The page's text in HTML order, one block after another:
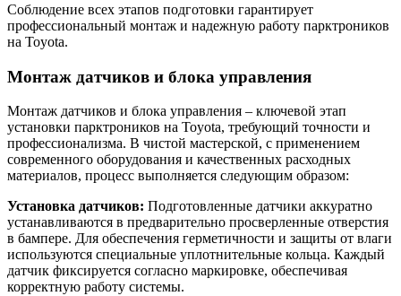
Соблюдение всех этапов подготовки гарантирует
профессиональный монтаж и надежную работу парктроников
на Toyota.
Монтаж датчиков и блока управления
Монтаж датчиков и блока управления – ключевой этап
установки парктроников на Toyota, требующий точности и
профессионализма. В чистой мастерской, с применением
современного оборудования и качественных расходных
материалов, процесс выполняется следующим образом:
Установка датчиков: Подготовленные датчики аккуратно
устанавливаются в предварительно просверленные отверстия
в бампере. Для обеспечения герметичности и защиты от влаги
используются специальные уплотнительные кольца. Каждый
датчик фиксируется согласно маркировке, обеспечивая
корректную работу системы.